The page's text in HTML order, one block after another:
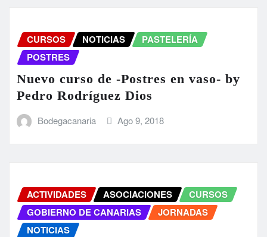
CURSOS NOTICIAS
PASTELERÍA
POSTRES
Nuevo curso de -Postres en vaso- by
Pedro Rodríguez Dios
Bodegacanaria Ago 9, 2018
ACTIVIDADES ASOCIACIONES
CURSOS
GOBIERNO DE CANARIAS
JORNADAS
NOTICIAS